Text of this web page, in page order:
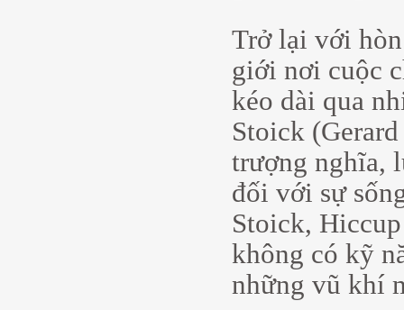
Trở lại với
giới nơi cuộc
kéo dài qua
Stoick
trượng nghĩa,
đối với sự
Stoick,
không có kỹ
những vũ khí